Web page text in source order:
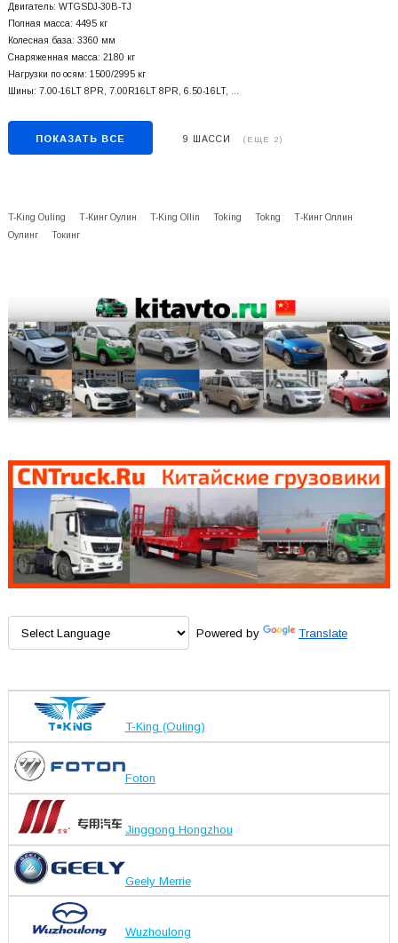
Двигатель: WTGSDJ-30B-TJ
Полная масса: 4495 кг
Колесная база: 3360 мм
Снаряженная масса: 2180 кг
Нагрузки по осям: 1500/2995 кг
Шины: 7.00-16LT 8PR, 7.00R16LT 8PR, 6.50-16LT, …
ПОКАЗАТЬ ВСЕ 9 ШАССИ (ЕЩЕ 2)
T-King Ouling Т-Кинг Оулин T-King Ollin Toking Tokng
Т-Кинг Оллин
Оулинг
Токинг
Powered by Translate
T-King (Ouling)
Foton
Jinggong Hongzhou
Geely Merrie
Wuzhoulong